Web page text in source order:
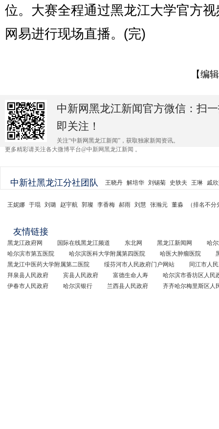
位。大赛全程通过黑龙江大学官方
网易进行现场直播。(完)
【编
中新网黑龙江新闻官方微信：扫
即关注！
关注“中新网黑龙江新闻”，获取独家新闻资讯。
更多精彩请关注各大微博平台@中新网黑龙江新闻 。
中新社黑龙江分社团队 王晓丹 解培华 刘锡菊 史轶夫 王琳 戚
王妮娜 于琨 刘璐 赵宇航 郭璨 李香梅 郝雨 刘慧 张瀚元 董淼 （排名不
友情链接
黑龙江政府网 国际在线黑龙江频道 东北网 黑龙江新闻网
哈
哈尔滨市第五医院
哈尔滨医科大学附属第四医院 哈医大肿瘤医院
黑龙江中医药大学附属第二医院
绥芬河市人民政府门户网站
同江市人
拜泉县人民政府
宾县人民政府 富德生命人寿
哈尔滨市香坊区人民
伊春市人民政府
哈尔滨银行 兰西县人民政府 齐齐哈尔梅里斯区人